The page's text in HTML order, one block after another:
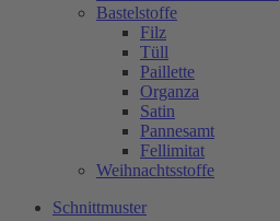
Bastelstoffe
Filz
Tüll
Paillette
Organza
Satin
Pannesamt
Fellimitat
Weihnachtsstoffe
Schnittmuster